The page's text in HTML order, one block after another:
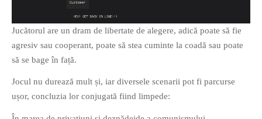
Jucătorul are un dram de libertate de alegere, adică poate să fie
agresiv sau cooperant, poate să stea cuminte la coadă sau poate
să se bage în față.
Jocul nu durează mult și, iar diversele scenarii pot fi parcurse
ușor, concluzia lor conjugată fiind limpede: